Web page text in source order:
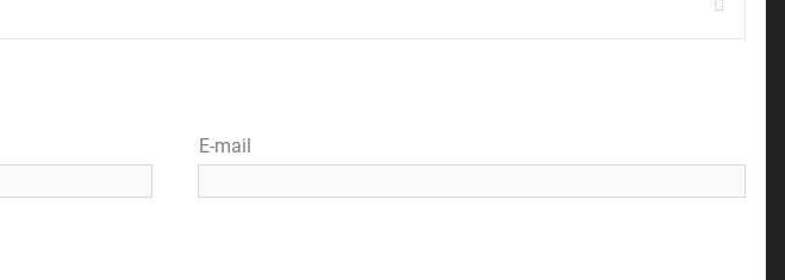
E-mail